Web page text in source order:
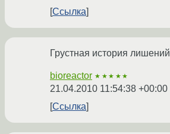
Ссылка
Грустная история лишений
bioreactor ★★★★★
21.04.2010 11:54:38 +00:00
Ссылка